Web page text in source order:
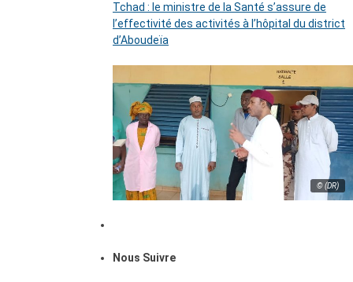
Tchad : le ministre de la Santé s’assure de
l’effectivité des activités à l’hôpital du district
d’Aboudeïa
© (DR)
Nous Suivre